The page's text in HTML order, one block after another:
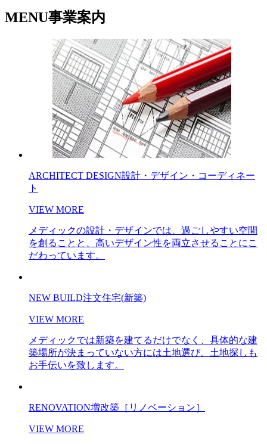
MENU事業案内
ARCHITECT DESIGN設計・デザイン・コーディネー
ト
VIEW MORE
メディックの設計・デザインでは、過ごしやすい空間
を創ることと、高いデザイン性を両立させることにこ
だわっています。
NEW BUILD注文住宅(新築)
VIEW MORE
メディックでは新築を建てるだけでなく、具体的な建
築場所が決まっていない方には土地選び、土地探しも
お手伝いを致します。
RENOVATION増改築［リノベーション］
VIEW MORE